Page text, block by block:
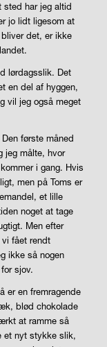
sted har jeg altid
jo lidt ligesom at
det, er ikke
lørdagsslik. Det
en del af hyggen,
vil jeg også meget
første måned
jeg målte, hvor
i gang. Hvis
men på Toms er
et lille
noget at tage
Men efter
fået rendt
ikke så nogen
sjov.
er en fremragende
blød chokolade
at ramme så
et nyt stykke slik,